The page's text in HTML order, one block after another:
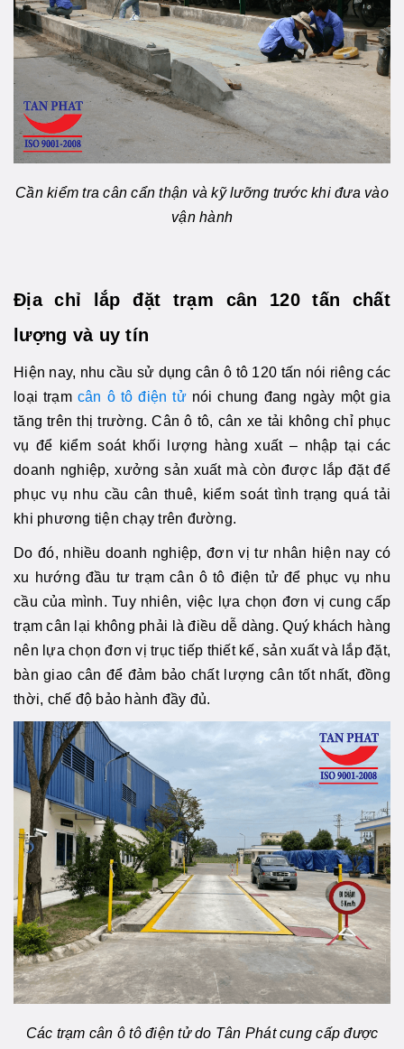
Cần kiểm tra cân cẩn thận và kỹ lưỡng trước khi đưa vào
vận hành
Địa chỉ lắp đặt trạm cân 120 tấn chất
lượng và uy tín
Hiện nay, nhu cầu sử dụng cân ô tô 120 tấn nói riêng các
loại trạm cân ô tô điện tửnói chung đang ngày một gia
tăng trên thị trường. Cân ô tô, cân xe tải không chỉ phục
vụ để kiểm soát khối lượng hàng xuất – nhập tại các
doanh nghiệp, xưởng sản xuất mà còn được lắp đặt để
phục vụ nhu cầu cân thuê, kiểm soát tình trạng quá tải
khi phương tiện chạy trên đường.
Do đó, nhiều doanh nghiệp, đơn vị tư nhân hiện nay có
xu hướng đầu tư trạm cân ô tô điện tử để phục vụ nhu
cầu của mình. Tuy nhiên, việc lựa chọn đơn vị cung cấp
trạm cân lại không phải là điều dễ dàng. Quý khách hàng
nên lựa chọn đơn vị trục tiếp thiết kế, sản xuất và lắp đặt,
bàn giao cân để đảm bảo chất lượng cân tốt nhất, đồng
thời, chế độ bảo hành đầy đủ.
Các trạm cân ô tô điện tử do Tân Phát cung cấp được